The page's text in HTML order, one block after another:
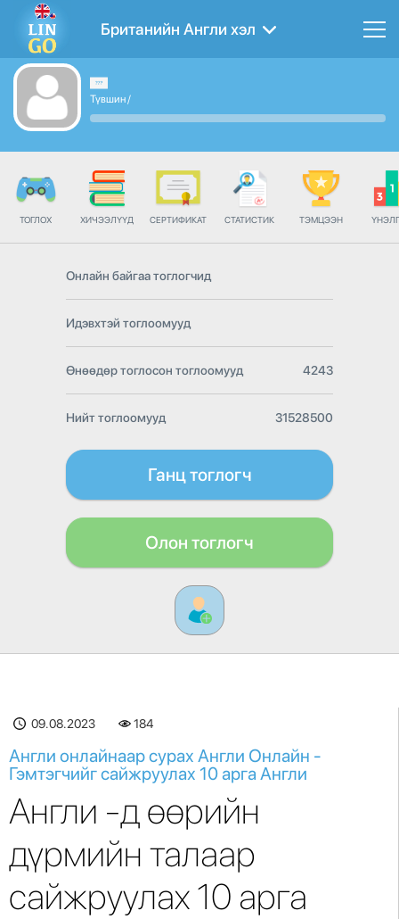
Британийн Англи хэл
Түвшин/
ТОГЛОХ ХИЧЭЭЛҮҮД СЕРТИФИКАТ СТАТИСТИК ТЭМЦЭЭН
Онлайн байгаа тоглогчид
Идэвхтэй тоглоомууд
Өнөөдөр тоглосон тоглоомууд 4243
Нийт тоглоомууд 31528500
Ганц тоглогч
Олон тоглогч
09.08.2023 184
Англи онлайнаар сурах Англи Онлайн -
Гэмтэгчийг сайжруулах 10 арга Англи
Англи -д өөрийн
дүрмийн талаар
сайжруулах 10 арга